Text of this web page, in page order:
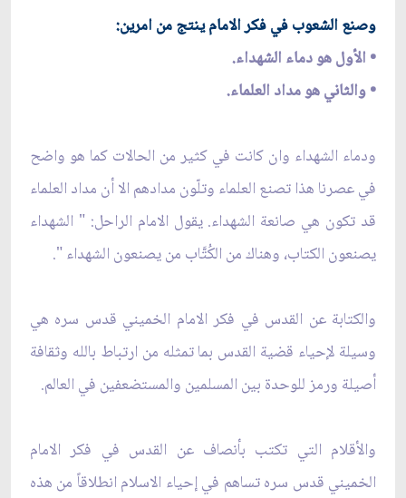
وصنع الشعوب في فكر الامام ينتج من امرين:
• الأول هو دماء الشهداء.
• والثاني هو مداد العلماء.
ودماء الشهداء وان كانت في كثير من الحالات كما هو واضح
في عصرنا هذا تصنع العلماء وتلّون مدادهم الا أن مداد العلماء
قد تكون هي صانعة الشهداء. يقول الامام الراحل: " الشهداء
يصنعون الكتاب، وهناك من الكُتَّاب من يصنعون الشهداء ".
والكتابة عن القدس في فكر الامام الخميني قدس سره هي
وسيلة لإحياء قضية القدس بما تمثله من ارتباط بالله وثقافة
أصيلة ورمز للوحدة بين المسلمين والمستضعفين في العالم.
والأقلام التي تكتب بأنصاف عن القدس في فكر الامام
الخميني قدس سره تساهم في إحياء الاسلام انطلاقاً من هذه